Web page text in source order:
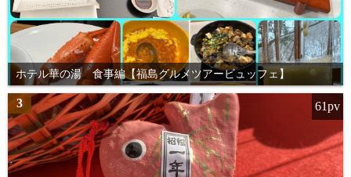
ホテル華の湯 食事編【福島グルメツアービュッフェ】
3 61pv